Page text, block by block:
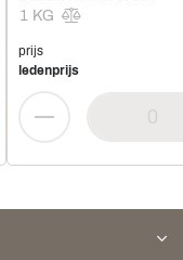
1 KG
prijs
ledenprijs